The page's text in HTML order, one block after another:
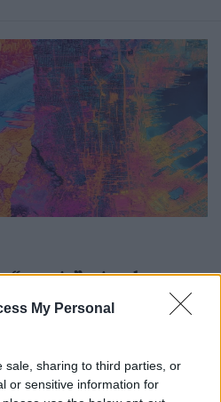
My Personal
sale, sharing to third parties, or
or sensitive information for
“καιρός”, είναι beta test
«πιες νεράκι». Η νέα ζέστη